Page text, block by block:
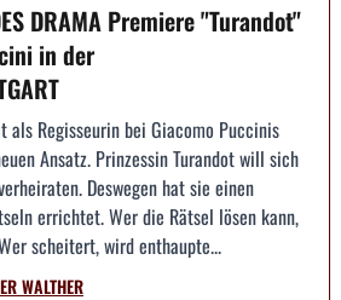
DRAMA Premiere "Turandot"
in der
als Regisseurin bei Giacomo Puccinis
Ansatz. Prinzessin Turandot will sich
Deswegen hat sie einen
errichtet. Wer die Rätsel lösen kann,
scheitert, wird enthaupte...
WALTHER